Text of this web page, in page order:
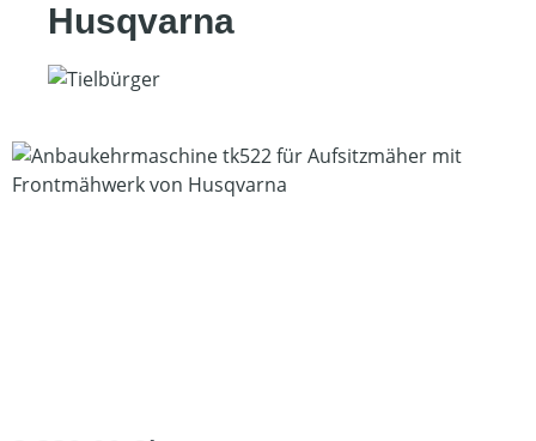
Husqvarna
Bildergalerie überspringen